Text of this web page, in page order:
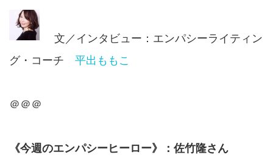
文／インタビュー：エンパシーライティン
グ・コーチ 平出ももこ
＠＠＠
《今週のエンパシーヒーロー》：佐竹隆さん